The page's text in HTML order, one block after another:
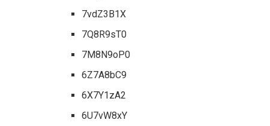
7vdZ3B1X
7Q8R9sT0
7M8N9oP0
6Z7A8bC9
6X7Y1zA2
6U7vW8xY